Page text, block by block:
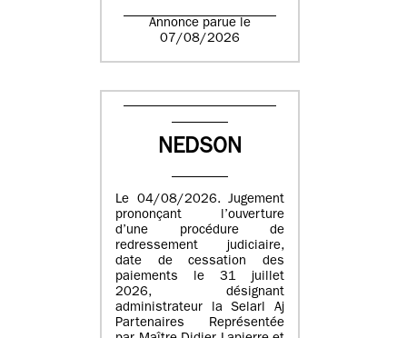
Annonce parue le
07/08/2026
NEDSON
Le 04/08/2026. Jugement
prononçant l’ouverture
d’une procédure de
redressement judiciaire,
date de cessation des
paiements le 31 juillet
2026, désignant
administrateur la Selarl Aj
Partenaires Représentée